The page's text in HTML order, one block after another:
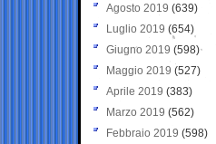
Agosto 2019 (639)
Luglio 2019 (654)
Giugno 2019 (598)
Maggio 2019 (527)
Aprile 2019 (383)
Marzo 2019 (562)
Febbraio 2019 (598)